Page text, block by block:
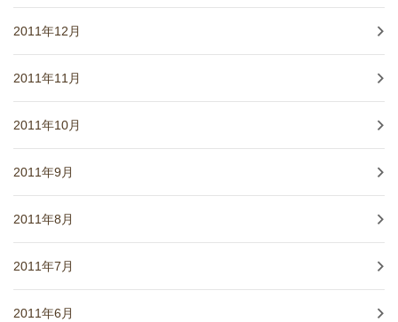
2011年12月
2011年11月
2011年10月
2011年9月
2011年8月
2011年7月
2011年6月